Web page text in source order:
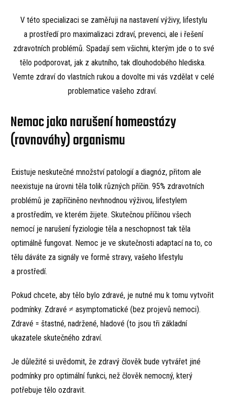
V této specializaci se zaměřuji na nastavení výživy, lifestylu
a prostředí pro maximalizaci zdraví, prevenci, ale i řešení
zdravotních problémů. Spadají sem všichni, kterým jde o to své
tělo podporovat, jak z akutního, tak dlouhodobého hlediska.
Vemte zdraví do vlastních rukou a dovolte mi vás vzdělat v celé
problematice vašeho zdraví.
Nemoc jako narušení homeostázy
(rovnováhy) organismu
Existuje neskutečné množství patologií a diagnóz, přitom ale
neexistuje na úrovni těla tolik různých příčin. 95% zdravotních
problémů je zapříčiněno nevhnodnou výživou, lifestylem
a prostředím, ve kterém žijete. Skutečnou příčinou všech
nemocí je narušení fyziologie těla a neschopnost tak těla
optimálně fungovat. Nemoc je ve skutečnosti adaptací na to, co
tělu dáváte za signály ve formě stravy, vašeho lifestylu
a prostředí.
Pokud chcete, aby tělo bylo zdravé, je nutné mu k tomu vytvořit
podmínky. Zdravé ≠ asymptomatické (bez projevů nemoci).
Zdravé = štastné, nadržené, hladové (to jsou tři základní
ukazatele skutečného zdraví.
Je důležité si uvědomit, že zdravý člověk bude vytvářet jiné
podmínky pro optimální funkci, než člověk nemocný, který
potřebuje tělo ozdravit.